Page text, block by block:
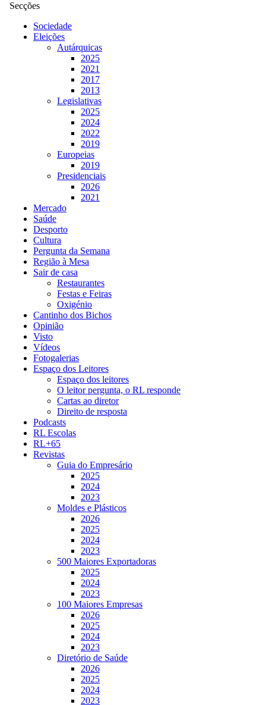
Secções
Sociedade
Eleições
Autárquicas
2025
2021
2017
2013
Legislativas
2025
2024
2022
2019
Europeias
2019
Presidenciais
2026
2021
Mercado
Saúde
Desporto
Cultura
Pergunta da Semana
Região à Mesa
Sair de casa
Restaurantes
Festas e Feiras
Oxigénio
Cantinho dos Bichos
Opinião
Visto
Vídeos
Fotogalerias
Espaço dos Leitores
Espaço dos leitores
O leitor pergunta, o RL responde
Cartas ao diretor
Direito de resposta
Podcasts
RL Escolas
RL+65
Revistas
Guia do Empresário
2025
2024
2023
Moldes e Plásticos
2026
2025
2024
2023
500 Maiores Exportadoras
2025
2024
2023
100 Maiores Empresas
2026
2025
2024
2023
Diretório de Saúde
2026
2025
2024
2023